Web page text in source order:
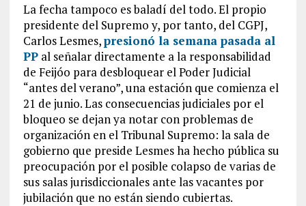
La fecha tampoco es baladí del todo. El propio
presidente del Supremo y, por tanto, del CGPJ,
Carlos Lesmes,presionó la semana pasada al
PPal señalar directamente a la responsabilidad
de Feijóo para desbloquear el Poder Judicial
“antes del verano”, una estación que comienza el
21 de junio. Las consecuencias judiciales por el
bloqueo se dejan ya notar con problemas de
organización en el Tribunal Supremo: la sala de
gobierno que preside Lesmes ha hecho pública su
preocupación por el posible colapso de varias de
sus salas jurisdiccionales ante las vacantes por
jubilación que no están siendo cubiertas.